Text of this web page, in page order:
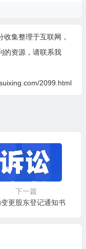
集整理于互联网，
的资源，请联系我
2099.html
下一篇
更股东登记通知书